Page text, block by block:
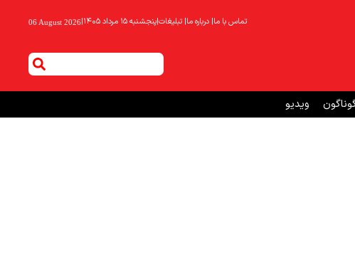
تماس با ما| درباره ما| تبلیغات|پنجشنبه ۱۵ مرداد ۱۴۰۵ |
06 August 2026
ویدیو